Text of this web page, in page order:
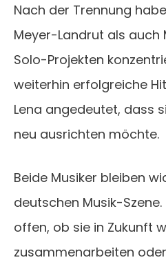
Nach der Trennung
Meyer-Landrut als auch
Solo-Projekten
weiterhin erfolgreiche
Lena angedeutet, dass
neu ausrichten möchte.
Beide Musiker bleiben
deutschen Musik-
offen, ob sie in Zukunft
zusammenarbeiten